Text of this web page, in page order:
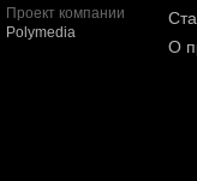
Проект компании
Polymedia
О